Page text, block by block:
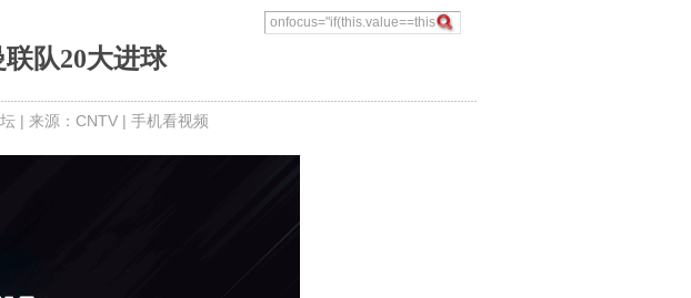
队20大进球
| 来源：CNTV | 手机看视频